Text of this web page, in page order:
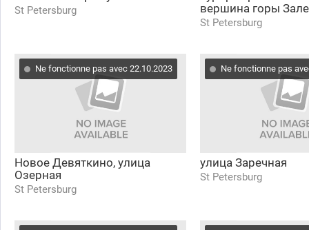
St Petersburg
вершина горы
St Petersburg
Ne fonctionne pas avec 22.10.2023
Новое Девяткино, улица
Озерная
St Petersburg
Ne fonctionne pas
улица Заречная
St Petersburg